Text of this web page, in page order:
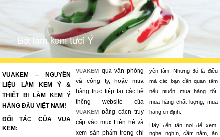
Bột làm kem tươi Ý
VUAKEM – NGUYÊN
LIỆU LÀM KEM Ý &
THIẾT BỊ LÀM KEM Ý
HÀNG ĐẦU VIỆT NAM!
ĐỐI TÁC CỦA VUA
KEM:
VUAKEM
qua văn phòng
và công ty, hoặc mua
hàng trực tiếp tại các hệ
thống website của
VUAKEM
bằng cách truy
cấp vào mục Liên hệ và
xem sản phẩm trong chi
yên tâm. Nhưng đó là điều
mà các bạn cần quan tâm
nếu muốn mua hàng tốt,
mua hàng chất lượng, mua
hàng ổn định.
Hãy đến tận nơi để xem,
nghe, nghìn, cầm nắm, ăn